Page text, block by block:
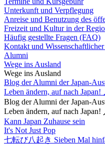
Unterkunft und Verpflegung
Anreise und Benutzung des
Freizeit und Kultur in der
Häufig gestellte Fragen (FAQ)
Kontakt und
Alumni
Wege ins Ausland
Wege ins Ausland
Blog der Alumni der Japan-
Leben ändern, auf nach
Blog der Alumni der Japan-
Leben ändern, auf nach
Kann Japan Zuhause sein
It's Not Just Pop
七転び八起き Sieben Mal